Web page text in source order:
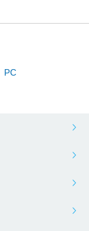
PC